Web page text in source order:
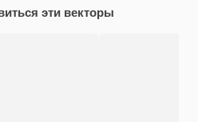
эти векторы